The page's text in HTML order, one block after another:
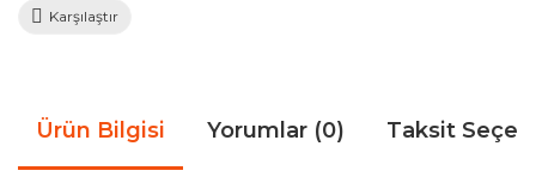
Karşılaştır
Ürün Bilgisi Yorumlar (0) Taksit